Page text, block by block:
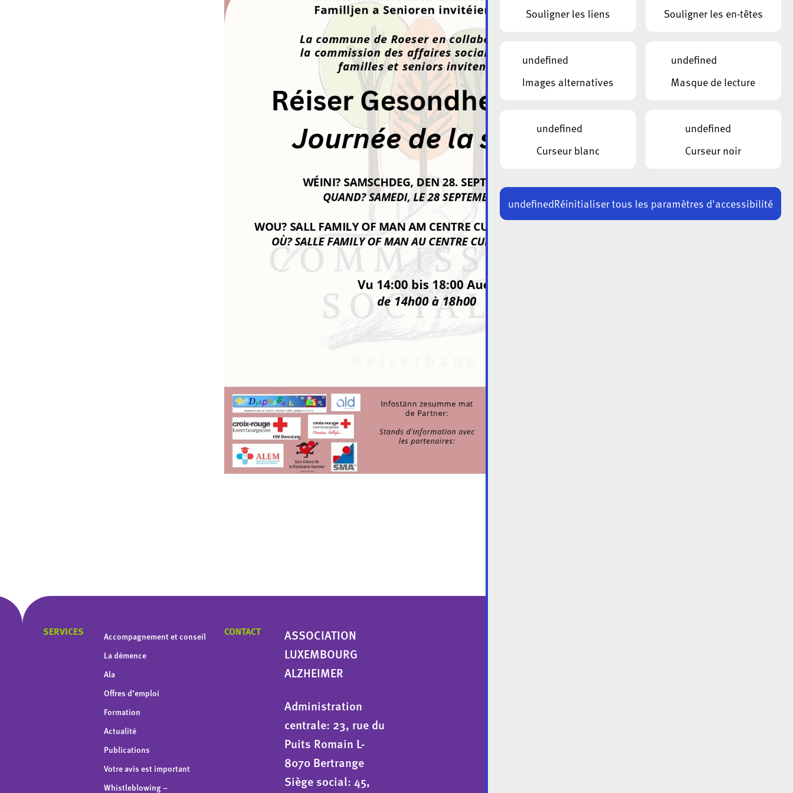
SERVICES
Accompagnement et conseil
La démence
Ala
Offres d’emploi
Formation
Actualité
Publications
Votre avis est important
Whistleblowing –
CONTACT
ASSOCIATION
LUXEMBOURG
ALZHEIMER
Administration
centrale: 23, rue du
Puits Romain L-
8070 Bertrange
Siège social: 45,
Souligner les liens
Souligner les en-têtes
undefined
Images alternatives
undefined
Masque de lecture
undefined
Curseur blanc
undefined
Curseur noir
undefinedRéinitialiser tous les paramètres d'accessibilité